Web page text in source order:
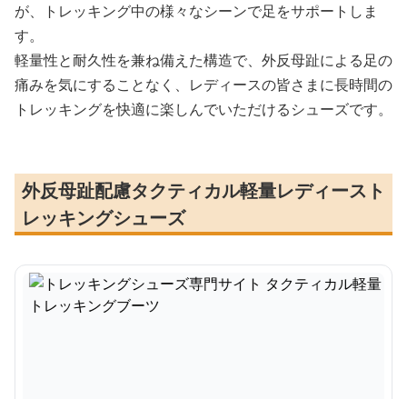
が、トレッキング中の様々なシーンで足をサポートしま
す。
軽量性と耐久性を兼ね備えた構造で、外反母趾による足の
痛みを気にすることなく、レディースの皆さまに長時間の
トレッキングを快適に楽しんでいただけるシューズです。
外反母趾配慮タクティカル軽量レディースト
レッキングシューズ